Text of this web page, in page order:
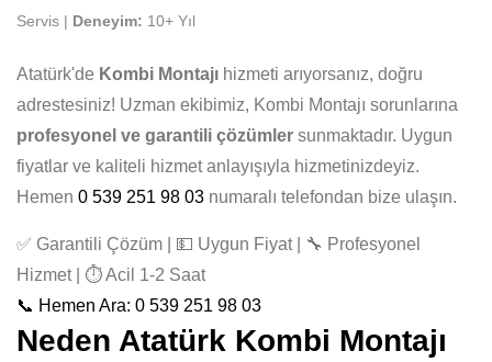
Servis |
Deneyim: 10+ Yıl
Atatürk'de Kombi Montajı hizmeti arıyorsanız, doğru
adrestesiniz! Uzman ekibimiz, Kombi Montajı sorunlarına
profesyonel ve garantili çözümler sunmaktadır. Uygun
fiyatlar ve kaliteli hizmet anlayışıyla hizmetinizdeyiz.
Hemen 0 539 251 98 03 numaralı telefondan bize ulaşın.
✅ Garantili Çözüm | 💵 Uygun Fiyat | 🔧 Profesyonel
Hizmet | ⏱️ Acil 1-2 Saat
📞 Hemen Ara: 0 539 251 98 03
Neden Atatürk Kombi Montajı